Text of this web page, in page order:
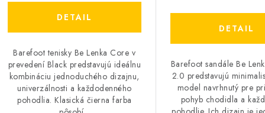
DETAIL
Barefoot tenisky Be Lenka Core v
prevedení Black predstavujú ideálnu
kombináciu jednoduchého dizajnu,
univerzálnosti a každodenného
pohodlia. Klasická čierna farba
DETAIL
Barefoot sandále Be
2.0 predstavujú
model navrhnutý pre
pohyb chodidla a